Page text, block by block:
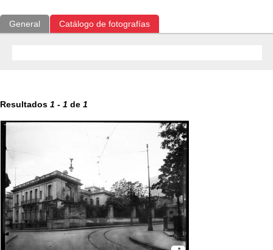
General Catálogo de fotografías
Resultados 1 - 1 de 1